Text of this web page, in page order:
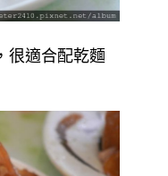
很適合配乾麵